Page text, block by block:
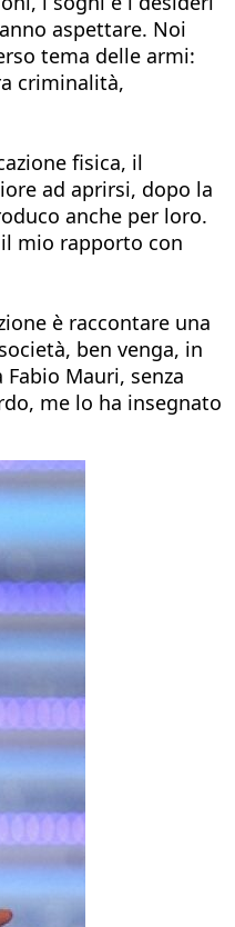
aspettare. Noi
tema delle armi:
criminalità,
fisica, il
ad aprirsi, dopo la
anche per loro.
mio rapporto con
è raccontare una
ben venga, in
Mauri, senza
me lo ha insegnato